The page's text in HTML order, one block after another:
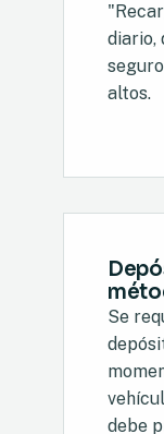
diario,
altos.
Se
debe